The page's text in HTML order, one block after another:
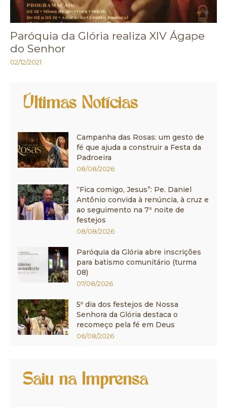
Paróquia da Glória realiza XIV Ágape
do Senhor
02/12/2021
Últimas Notícias
Campanha das Rosas: um gesto de
fé que ajuda a construir a Festa da
Padroeira
08/08/2026
“Fica comigo, Jesus”: Pe. Daniel
Antônio convida à renúncia, à cruz e
ao seguimento na 7ª noite de
festejos
08/08/2026
Paróquia da Glória abre inscrições
para batismo comunitário (turma
08)
07/08/2026
5º dia dos festejos de Nossa
Senhora da Glória destaca o
recomeço pela fé em Deus
06/08/2026
Saiu na Imprensa